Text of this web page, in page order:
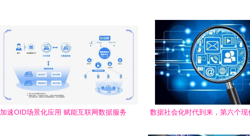
加速OID场景化应用 赋能互联网数据服务
数据社会化时代到来，第六个现